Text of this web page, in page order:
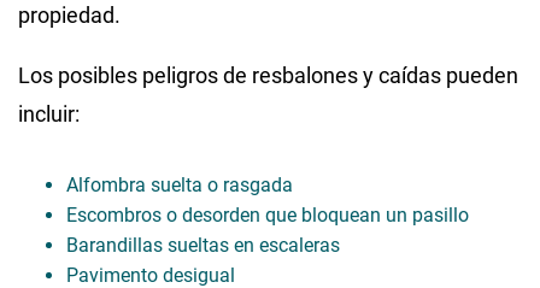
propiedad.
Los posibles peligros de resbalones y caídas pueden
incluir:
Alfombra suelta o rasgada
Escombros o desorden que bloquean un pasillo
Barandillas sueltas en escaleras
Pavimento desigual